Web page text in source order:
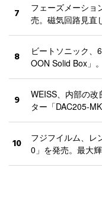
7
フェーズメーショ
売。磁気回路見直
8
ビートソニック、
OON Solid Box」
9
WEISS、内部の改
ター「DAC205-
10
フジフイルム、レ
0」を発売。最大